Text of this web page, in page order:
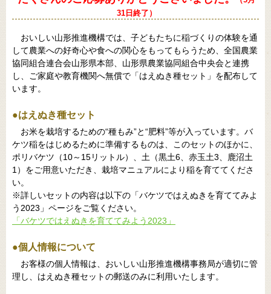
31日終了）
おいしい山形推進機構では、子どもたちに稲づくりの体験を通
して農業への好奇心や食への関心をもってもらうため、全国農業
協同組合連合会山形県本部、山形県農業協同組合中央会と連携
し、ご家庭や教育機関へ無償で「はえぬき種セット」を配布して
います。
●はえぬき種セット
お米を栽培するための“種もみ”と“肥料”等が入っています。バ
ケツ稲をはじめるために準備するものは、このセットのほかに、
ポリバケツ（10～15リットル）、土（黒土6、赤玉土3、鹿沼土
1）をご用意いただき、栽培マニュアルにより稲を育ててくださ
い。
※詳しいセットの内容は以下の「バケツではえぬきを育ててみよ
う2023」ページをご覧ください。
「バケツではえぬきを育ててみよう2023」
●個人情報について
お客様の個人情報は、おいしい山形推進機構事務局が適切に管
理し、はえぬき種セットの郵送のみに利用いたします。